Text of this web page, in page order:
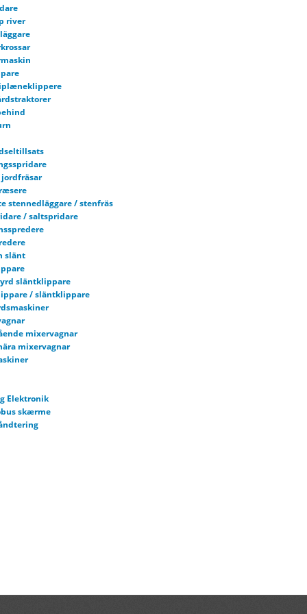
river
stennedläggare / stenfräs
/ saltspridare
slänt
släntklippare
/ släntklippare
mixervagnar
mixervagnar
Elektronik
skærme
redskapsbärare